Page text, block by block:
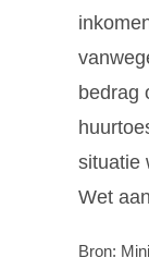
bedrag
situatie
Wet
Bron: